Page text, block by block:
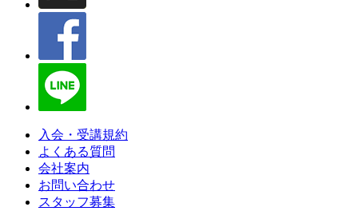
入会・受講規約
よくある質問
会社案内
お問い合わせ
スタッフ募集